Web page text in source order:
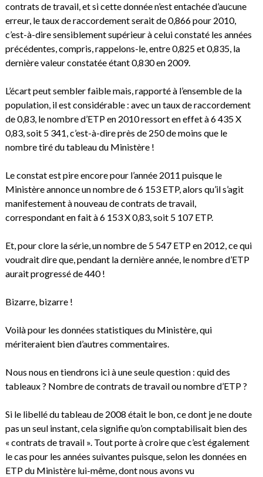
contrats de travail, et si cette donnée n’est entachée d’aucune
erreur, le taux de raccordement serait de 0,866 pour 2010,
c’est-à-dire sensiblement supérieur à celui constaté les années
précédentes, compris, rappelons-le, entre 0,825 et 0,835, la
dernière valeur constatée étant 0,830 en 2009.
L’écart peut sembler faible mais, rapporté à l’ensemble de la
population, il est considérable : avec un taux de raccordement
de 0,83, le nombre d’ETP en 2010 ressort en effet à 6 435 X
0,83, soit 5 341, c’est-à-dire près de 250 de moins que le
nombre tiré du tableau du Ministère !
Le constat est pire encore pour l’année 2011 puisque le
Ministère annonce un nombre de 6 153 ETP, alors qu’il s’agit
manifestement à nouveau de contrats de travail,
correspondant en fait à 6 153 X 0,83, soit 5 107 ETP.
Et, pour clore la série, un nombre de 5 547 ETP en 2012, ce qui
voudrait dire que, pendant la dernière année, le nombre d’ETP
aurait progressé de 440 !
Bizarre, bizarre !
Voilà pour les données statistiques du Ministère, qui
mériteraient bien d’autres commentaires.
Nous nous en tiendrons ici à une seule question : quid des
tableaux ? Nombre de contrats de travail ou nombre d’ETP ?
Si le libellé du tableau de 2008 était le bon, ce dont je ne doute
pas un seul instant, cela signifie qu’on comptabilisait bien des
« contrats de travail ». Tout porte à croire que c’est également
le cas pour les années suivantes puisque, selon les données en
ETP du Ministère lui-même, dont nous avons vu